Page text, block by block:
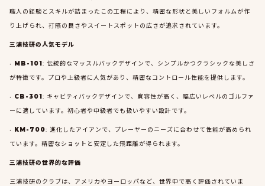
職人の経験とスキルが詰まったこの工程により、精密な形状と美しいフォルムが作
り上げられ、打感の良さやスイートスポットの広さが追求されています。
三浦技研の人気モデル
• MB-101: 伝統的なマッスルバックデザインで、シンプルかつクラシックな美しさ
が特徴です。プロや上級者に人気があり、精密なコントロール性能を提供します。
• CB-301: キャビティバックデザインで、寛容性が高く、幅広いレベルのゴルファ
ーに適しています。初心者や中級者でも扱いやすい設計です。
• KM-700: 進化したアイアンで、プレーヤーのニーズに合わせて性能が高められ
ています。精密なショットと安定した飛距離が得られます。
三浦技研の世界的な評価
三浦技研のクラブは、アメリカやヨーロッパなど、世界中で高く評価されていま